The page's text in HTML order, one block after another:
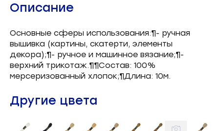
Описание
Основные сферы использования:¶- ручная
вышивка (картины, скатерти, элементы
декора);¶- ручное и машинное вязание;¶-
верхний трикотаж.¶¶Состав: 100%
мерсеризованный хлопок;¶Длина: 10м.
Другие цвета